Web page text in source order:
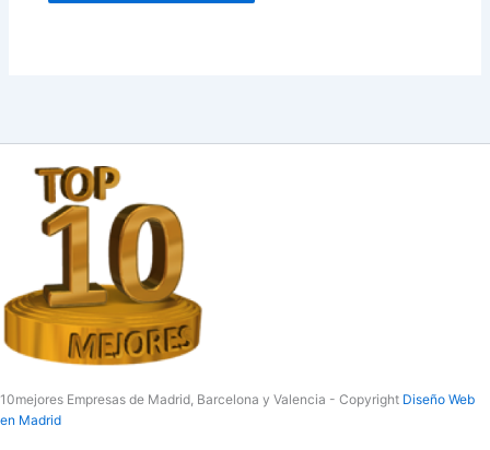
10mejores Empresas de Madrid, Barcelona y Valencia - Copyright Diseño Web
en Madrid